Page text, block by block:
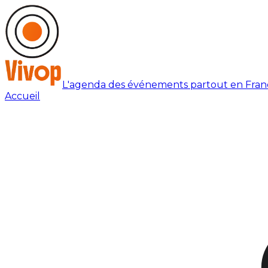
L'agenda des événements partout en
Accueil